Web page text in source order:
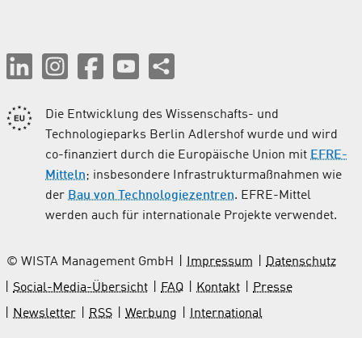
Die Entwicklung des Wissenschafts- und
Technologieparks Berlin Adlershof wurde und wird
co-finanziert durch die Europäische Union mit EFRE-
Mitteln; insbesondere Infrastrukturmaßnahmen wie
der Bau von Technologiezentren. EFRE-Mittel
werden auch für internationale Projekte verwendet.
© WISTA Management GmbH Impressum
Datenschutz
Social-Media-Übersicht
FAQ Kontakt
Presse
Newsletter
RSS Werbung International